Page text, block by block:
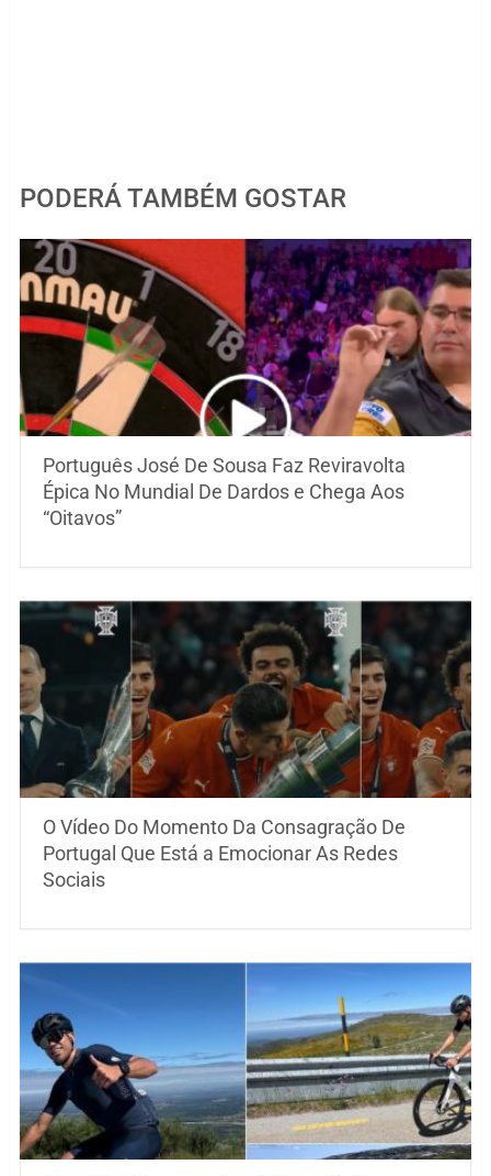
PODERÁ TAMBÉM GOSTAR
Português José De Sousa Faz Reviravolta
Épica No Mundial De Dardos e Chega Aos
“Oitavos”
O Vídeo Do Momento Da Consagração De
Portugal Que Está a Emocionar As Redes
Sociais